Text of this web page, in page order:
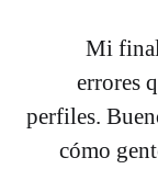
Mi
errores
perfiles.
cómo